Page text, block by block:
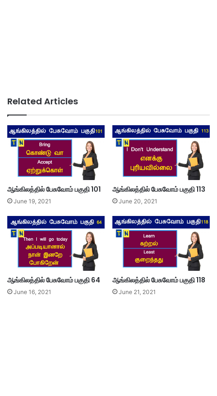
Related Articles
ஆங்கிலத்தில் பேசுவோம் பகுதி 101
June 19, 2021
ஆங்கிலத்தில் பேசுவோம் பகுதி 113
June 20, 2021
ஆங்கிலத்தில் பேசுவோம் பகுதி 64
June 16, 2021
ஆங்கிலத்தில் பேசுவோம் பகுதி 118
June 21, 2021